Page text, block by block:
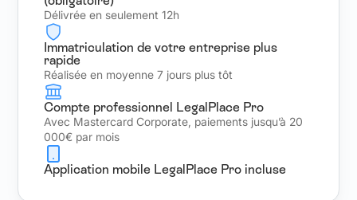
Délivrée en seulement 12h
Immatriculation de votre entreprise plus
rapide
Réalisée en moyenne 7 jours plus tôt
Compte professionnel LegalPlace Pro
Avec Mastercard Corporate, paiements jusqu’à 20
000€ par mois
Application mobile LegalPlace Pro incluse